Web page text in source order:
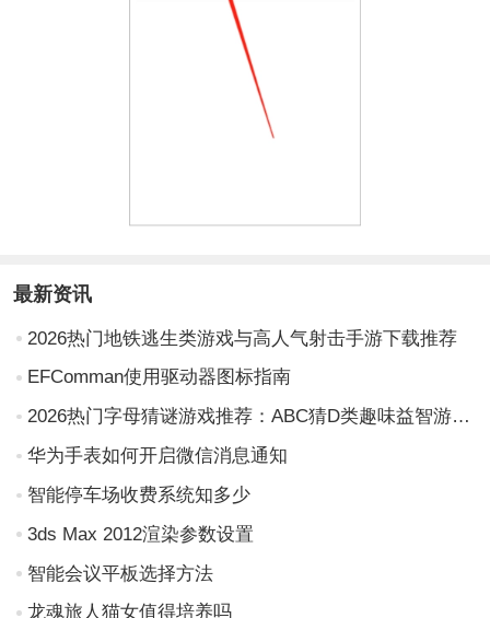
最新资讯
2026热门地铁逃生类游戏与高人气射击手游下载推荐
EFComman使用驱动器图标指南
2026热门字母猜谜游戏推荐：ABC猜D类趣味益智游戏TOP榜单
华为手表如何开启微信消息通知
智能停车场收费系统知多少
3ds Max 2012渲染参数设置
智能会议平板选择方法
龙魂旅人猫女值得培养吗